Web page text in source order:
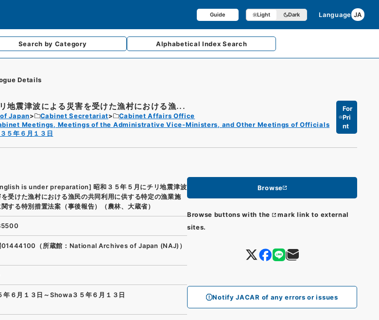
Guide Light Dark Language JA
Search by Category AlphabeticalIndex Search
Details
地震津波による災害を受けた漁村における漁...
Japan Cabinet Secretariat
Cabinet Affairs Office
Meetings, Meetings of the Administrative Vice-Ministers, and Other Meetings of Officials
５年６月１３日
For
Pri
nt
Browse
Browse buttons with the
mark link to external
sites.
Notify JACAR of any errors or issues
is under preparation] 昭和３５年５月にチリ地震津波
受けた漁村における漁民の共同利用に供する特定の漁業施
する特別措置法案（事後報告）（農林、大蔵省）
01444100（所蔵館：National Archives of Japan (NAJ)）
年６月１３日～Showa３５年６月１３日